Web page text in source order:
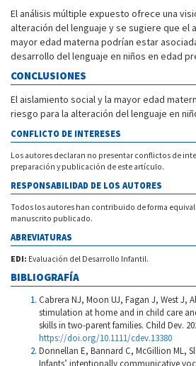
El análisis múltiple expuesto ofrece una
alteración del lenguaje y se sugiere que el
mayor edad materna podrían estar
desarrollo del lenguaje en niños en edad
CONCLUSIONES
El aislamiento social y la mayor edad
riesgo para la alteración del lenguaje en
CONFLICTO DE INTERESES
Los autores declaran no presentar conflictos de
preparación y publicación de este artículo.
RESPONSABILIDAD DE LOS AUTORES
Todos los autores han contribuido de forma
manuscrito publicado.
ABREVIATURAS
EDI: Evaluación del Desarrollo Infantil.
BIBLIOGRAFÍA
Cabrera NJ, Moon UJ, Fagan J, West J,
stimulation at home and in child care
skills in two-parent families. Child Dev.
https://doi.org/10.1111/cdev.13380
Donnellan E, Bannard C, McGillion ML,